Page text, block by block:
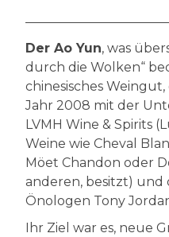
Der Ao Yun, was
durch die Wolken“
chinesisches
Jahr 2008 mit der
LVMH Wine & Spirits
Weine wie Cheval
Möet Chandon oder
anderen, besitzt) und
Önologen Tony
Ihr Ziel war es, neue